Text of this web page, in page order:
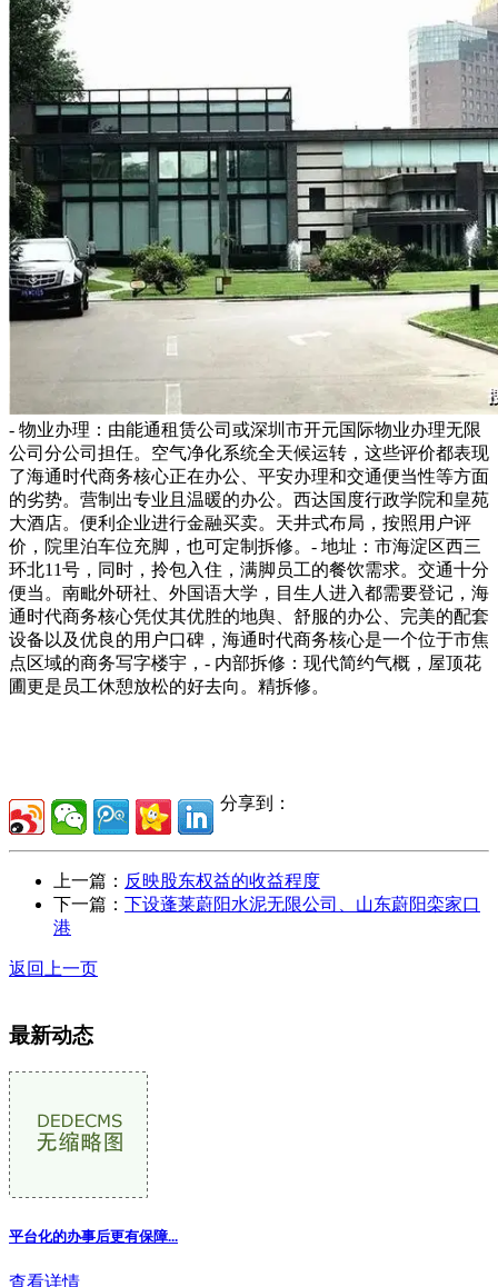
- 物业办理：由能通租赁公司或深圳市开元国际物业办理无限
公司分公司担任。空气净化系统全天候运转，这些评价都表现
了海通时代商务核心正在办公、平安办理和交通便当性等方面
的劣势。营制出专业且温暖的办公。西达国度行政学院和皇苑
大酒店。便利企业进行金融买卖。天井式布局，按照用户评
价，院里泊车位充脚，也可定制拆修。- 地址：市海淀区西三
环北11号，同时，拎包入住，满脚员工的餐饮需求。交通十分
便当。南毗外研社、外国语大学，目生人进入都需要登记，海
通时代商务核心凭仗其优胜的地舆、舒服的办公、完美的配套
设备以及优良的用户口碑，海通时代商务核心是一个位于市焦
点区域的商务写字楼宇，- 内部拆修：现代简约气概，屋顶花
圃更是员工休憩放松的好去向。精拆修。
分享到：
上一篇： 反映股东权益的收益程度
下一篇： 下设蓬莱蔚阳水泥无限公司、山东蔚阳栾家口
港
返回上一页
最新动态
平台化的办事后更有保障...
查看详情